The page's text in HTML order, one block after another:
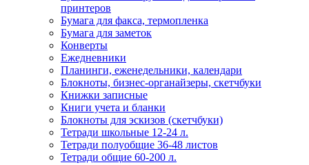
принтеров
Бумага для факса, термопленка
Бумага для заметок
Конверты
Ежедневники
Планинги, еженедельники, календари
Блокноты, бизнес-органайзеры, скетчбуки
Книжки записные
Книги учета и бланки
Блокноты для эскизов (скетчбуки)
Тетради школьные 12-24 л.
Тетради полуобщие 36-48 листов
Тетради общие 60-200 л.